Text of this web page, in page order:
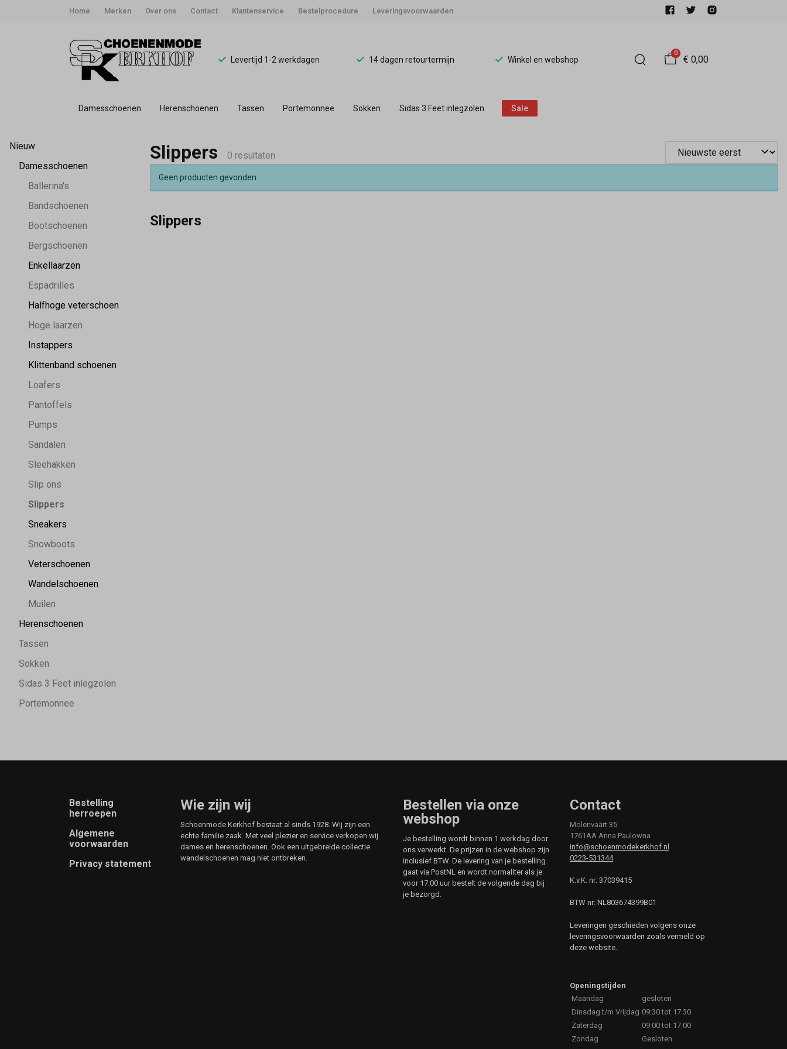
Home Merken Over ons Contact Klantenservice Bestelprocedure Leveringsvoorwaarden
Levertijd 1-2 werkdagen 14 dagen retourtermijn Winkel en webshop
0
€ 0,00
Damesschoenen Herenschoenen Tassen Portemonnee Sokken Sidas 3 Feet inlegzolen Sale
Slippers
Schoenmode
Kerkhof
Nieuw
Damesschoenen
Ballerina's
Bandschoenen
Bootschoenen
Bergschoenen
Enkellaarzen
Espadrilles
Halfhoge veterschoen
Hoge laarzen
Instappers
Klittenband schoenen
Loafers
Pantoffels
Pumps
Sandalen
Sleehakken
Slip ons
Slippers
Sneakers
Snowboots
Veterschoenen
Wandelschoenen
Muilen
Herenschoenen
Tassen
Sokken
Sidas 3 Feet inlegzolen
Portemonnee
Slippers 0 resultaten
Geen producten gevonden
Slippers
Footer
Bestelling
herroepen
Algemene
voorwaarden
Privacy statement
Wie zijn wij
Schoenmode Kerkhof bestaat al sinds 1928. Wij zijn een
echte familie zaak. Met veel plezier en service verkopen wij
dames en herenschoenen. Ook een uitgebreide collectie
wandelschoenen mag niet ontbreken.
Bestellen via onze
webshop
Je bestelling wordt binnen 1 werkdag door
ons verwerkt. De prijzen in de webshop zijn
inclusief BTW. De levering van je bestelling
gaat via PostNL en wordt normaliter als je
voor 17.00 uur bestelt de volgende dag bij
je bezorgd.
Contact
Molenvaart 35
1761AA Anna Paulowna
info@schoenmodekerkhof.nl
0223-531344
K.v.K. nr: 37039415
BTW nr: NL803674399B01
Leveringen geschieden volgens onze
leveringsvoorwaarden zoals vermeld op
deze website.
Openingstijden
Maandag
gesloten
Dinsdag t/m Vrijdag 09:30 tot 17.30
Zaterdag
09:00 tot 17:00
Zondag
Gesloten